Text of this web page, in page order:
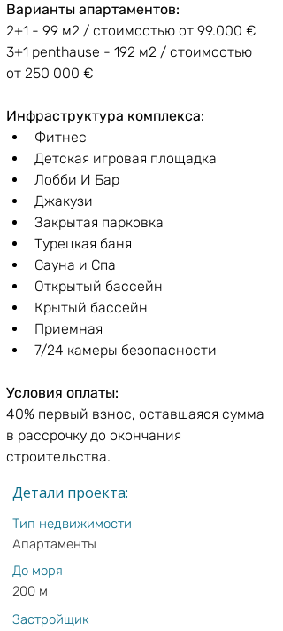
Варианты апартаментов:
2+1 - 99 м2 / стоимостью от 99.000 €
3+1 penthause - 192 м2 / стоимостью
от 250 000 €
Инфраструктура комплекса:
Фитнес
Детская игровая площадка
Лобби И Бар
Джакузи
Закрытая парковка
Турецкая баня
Сауна и Спа
Открытый бассейн
Крытый бассейн
Приемная
7/24 камеры безопасности
Условия оплаты:
40% первый взнос, оставшаяся сумма
в рассрочку до окончания
строительства.
Детали проекта:
Тип недвижимости
Апартаменты
До моря
200 м
Застройщик